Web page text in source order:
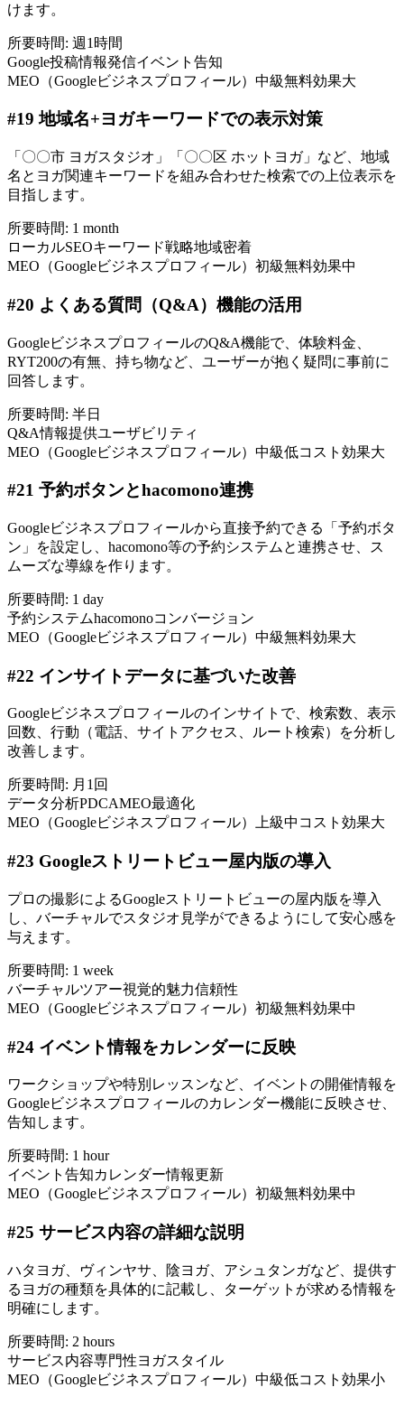
けます。
所要時間: 週1時間
Google投稿情報発信イベント告知
MEO（Googleビジネスプロフィール） 中級無料効果大
#19 地域名+ヨガキーワードでの表示対策
「〇〇市 ヨガスタジオ」「〇〇区 ホットヨガ」など、地域
名とヨガ関連キーワードを組み合わせた検索での上位表示を
目指します。
所要時間: 1 month
ローカルSEOキーワード戦略地域密着
MEO（Googleビジネスプロフィール） 初級無料効果中
#20 よくある質問（Q&A）機能の活用
GoogleビジネスプロフィールのQ&A機能で、体験料金、
RYT200の有無、持ち物など、ユーザーが抱く疑問に事前に
回答します。
所要時間: 半日
Q&A情報提供ユーザビリティ
MEO（Googleビジネスプロフィール） 中級低コスト 効果大
#21 予約ボタンとhacomono連携
Googleビジネスプロフィールから直接予約できる「予約ボタ
ン」を設定し、hacomono等の予約システムと連携させ、ス
ムーズな導線を作ります。
所要時間: 1 day
予約システムhacomonoコンバージョン
MEO（Googleビジネスプロフィール） 中級無料効果大
#22 インサイトデータに基づいた改善
Googleビジネスプロフィールのインサイトで、検索数、表示
回数、行動（電話、サイトアクセス、ルート検索）を分析し
改善します。
所要時間: 月1回
データ分析PDCAMEO最適化
MEO（Googleビジネスプロフィール） 上級中コスト 効果大
#23 Googleストリートビュー屋内版の導入
プロの撮影によるGoogleストリートビューの屋内版を導入
し、バーチャルでスタジオ見学ができるようにして安心感を
与えます。
所要時間: 1 week
バーチャルツアー視覚的魅力信頼性
MEO（Googleビジネスプロフィール） 初級無料効果中
#24 イベント情報をカレンダーに反映
ワークショップや特別レッスンなど、イベントの開催情報を
Googleビジネスプロフィールのカレンダー機能に反映させ、
告知します。
所要時間: 1 hour
イベント告知カレンダー情報更新
MEO（Googleビジネスプロフィール） 初級無料効果中
#25 サービス内容の詳細な説明
ハタヨガ、ヴィンヤサ、陰ヨガ、アシュタンガなど、提供す
るヨガの種類を具体的に記載し、ターゲットが求める情報を
明確にします。
所要時間: 2 hours
サービス内容専門性ヨガスタイル
MEO（Googleビジネスプロフィール） 中級低コスト 効果小